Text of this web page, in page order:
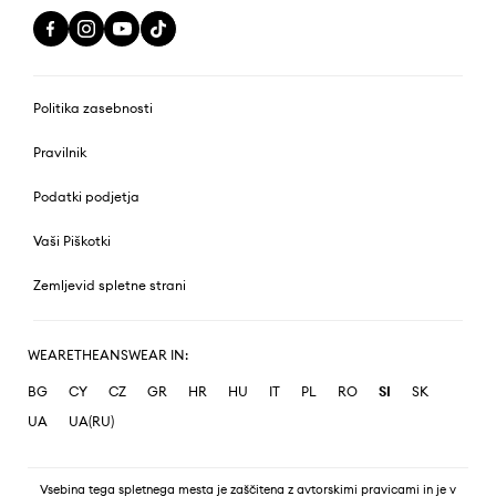
Politika zasebnosti
Pravilnik
Podatki podjetja
Vaši Piškotki
Zemljevid spletne strani
WEARETHEANSWEAR IN:
BG CY CZ GR HR HU IT PL RO SI
SK
UA
UA(RU)
Vsebina tega spletnega mesta je zaščitena z avtorskimi pravicami in je v